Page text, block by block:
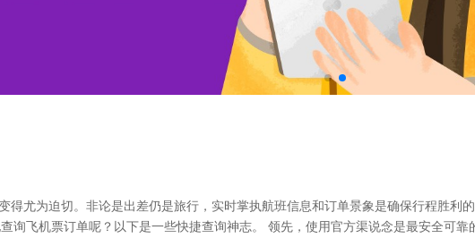
得尤为迫切。非论是出差仍是旅行，实时掌执航班信息和订单景象是确保行程胜
询飞机票订单呢？以下是一些快捷查询神志。 领先，使用官方渠说念是最安全可